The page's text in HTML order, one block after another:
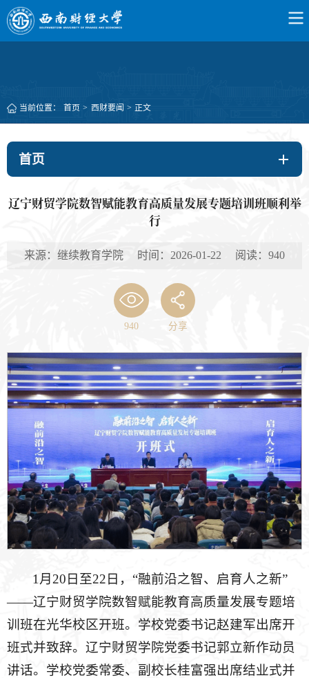
当前位置： 首页 > 西财要闻 > 正文
首页
辽宁财贸学院数智赋能教育高质量发展专题培训班顺利举
行
来源：继续教育学院 时间：2026-01-22 阅读： 940
940 分享
1月20日至22日，“融前沿之智、启育人之新”
——辽宁财贸学院数智赋能教育高质量发展专题培
训班在光华校区开班。学校党委书记赵建军出席开
班式并致辞。辽宁财贸学院党委书记郭立新作动员
讲话。学校党委常委、副校长桂富强出席结业式并